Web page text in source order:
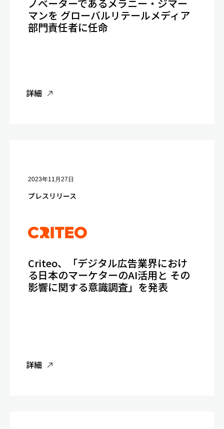
ノベーターであるメラニー・ジマー
マンを グローバルリテールメディア
部門責任者に任命
詳細
2023年11月27日
プレスリリース
Criteo、「デジタル広告業界におけ
る日本のマーケターのAI活用と その
影響に関する意識調査」を発表
詳細